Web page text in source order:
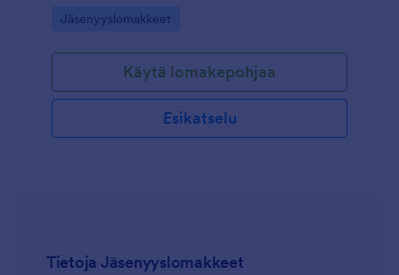
suositeltu. Muokkaa lomaketta vapaasti omiin
Go to Category:
Jäsenyyslomakkeet
Käytä lomakepohjaa
Esikatselu
Tietoja Jäsenyyslomakkeet